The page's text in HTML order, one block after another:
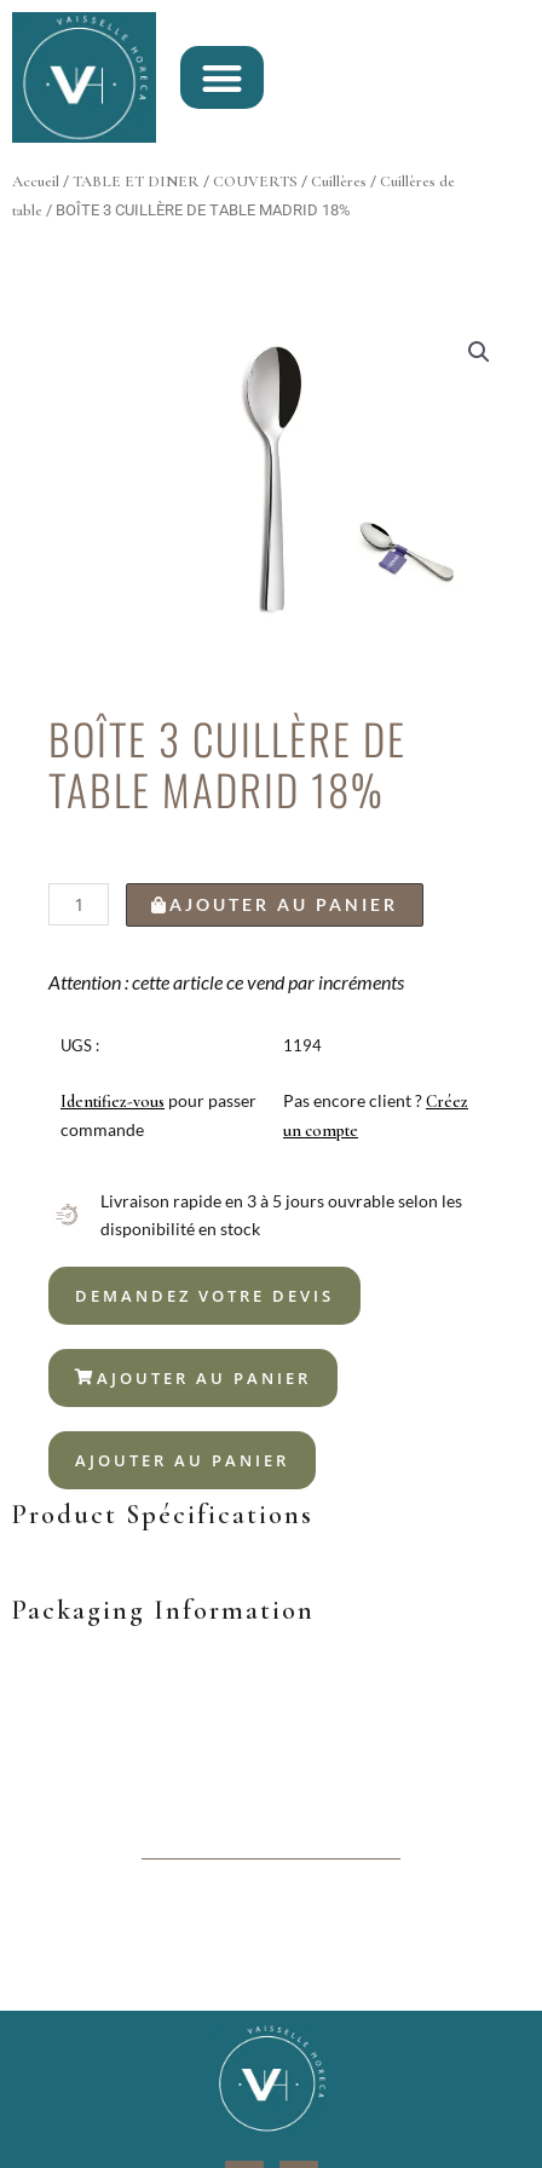
Aller
contenu
Accueil / TABLE ET DINER / COUVERTS / Cuillères / Cuillères de
table / BOÎTE 3 CUILLÈRE DE TABLE MADRID 18%
BOÎTE 3 CUILLÈRE DE
TABLE MADRID 18%
quantité
de
3
DE
MADRID
AJOUTER AU PANIER
Attention : cette article ce vend par incréments
UGS :
Identifiez-vous pour passer
commande
1194
Pas encore client ?Créez
un compte
Livraison rapide en 3 à 5 jours ouvrable selon les
disponibilité en stock
DEMANDEZ VOTRE DEVIS
AJOUTER AU PANIER
AJOUTER AU PANIER
Product Spécifications
Packaging Information